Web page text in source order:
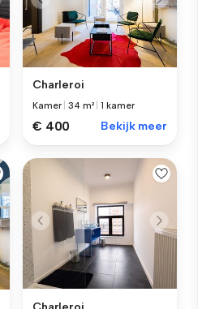
Charleroi
Kamer |34 m² |1 kamer
€ 400 Bekijk meer